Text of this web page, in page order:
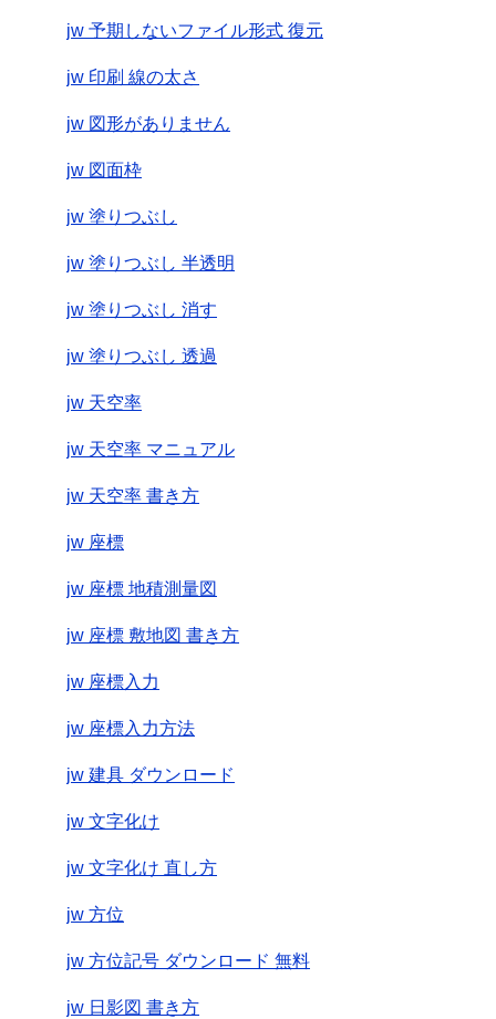
jw 予期しないファイル形式 復元
jw 印刷 線の太さ
jw 図形がありません
jw 図面枠
jw 塗りつぶし
jw 塗りつぶし 半透明
jw 塗りつぶし 消す
jw 塗りつぶし 透過
jw 天空率
jw 天空率 マニュアル
jw 天空率 書き方
jw 座標
jw 座標 地積測量図
jw 座標 敷地図 書き方
jw 座標入力
jw 座標入力方法
jw 建具 ダウンロード
jw 文字化け
jw 文字化け 直し方
jw 方位
jw 方位記号 ダウンロード 無料
jw 日影図 書き方